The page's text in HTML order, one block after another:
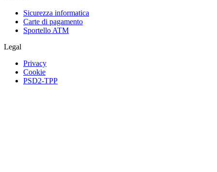
Sicurezza informatica
Carte di pagamento
Sportello ATM
Legal
Privacy
Cookie
PSD2-TPP